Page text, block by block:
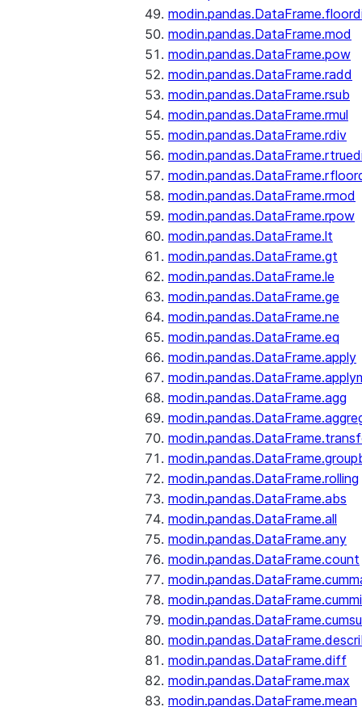
modin.pandas.DataFrame.mod
modin.pandas.DataFrame.pow
modin.pandas.DataFrame.radd
modin.pandas.DataFrame.rsub
modin.pandas.DataFrame.rmul
modin.pandas.DataFrame.rdiv
modin.pandas.DataFrame.rmod
modin.pandas.DataFrame.rpow
modin.pandas.DataFrame.lt
modin.pandas.DataFrame.gt
modin.pandas.DataFrame.le
modin.pandas.DataFrame.ge
modin.pandas.DataFrame.ne
modin.pandas.DataFrame.eq
modin.pandas.DataFrame.apply
modin.pandas.DataFrame.agg
modin.pandas.DataFrame.rolling
modin.pandas.DataFrame.abs
modin.pandas.DataFrame.all
modin.pandas.DataFrame.any
modin.pandas.DataFrame.count
modin.pandas.DataFrame.diff
modin.pandas.DataFrame.max
modin.pandas.DataFrame.mean